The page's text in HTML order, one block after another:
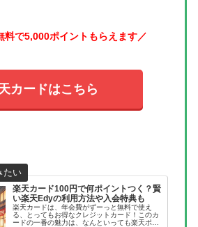
料で5,000ポイントもらえます／
カードはこちら
楽天カード100円で何ポイントつく？賢
い楽天Edyの利用方法や入会特典も
楽天カードは、年会費がずーっと無料で使え
る、とってもお得なクレジットカード！このカ
ードの一番の魅力は、なんといっても楽天ポイ